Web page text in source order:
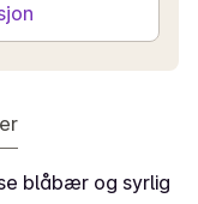
blåbær og syrlig